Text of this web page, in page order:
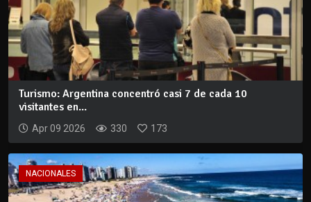
Turismo: Argentina concentró casi 7 de cada 10
visitantes en...
Apr 09 2026 330 173
NACIONALES